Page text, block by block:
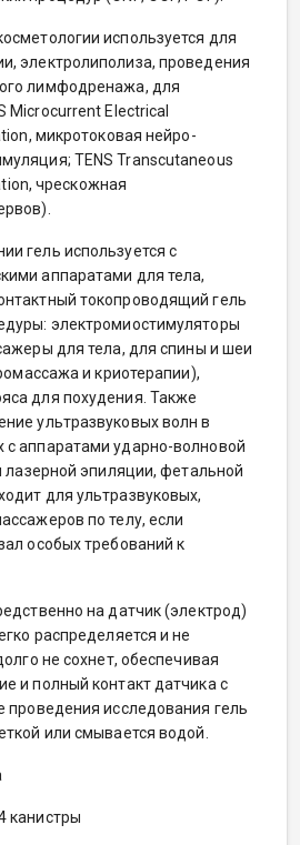
используется для
электролиполиза, проведения
лимфодренажа, для
Microcurrent Electrical
микротоковая нейро-
TENS Transcutaneous
чрескожная
гель используется с
аппаратами для тела,
токопроводящий гель
электромиостимуляторы
для тела, для спины и шеи
и криотерапии),
для похудения. Также
ультразвуковых волн в
аппаратами ударно-волновой
эпиляции, фетальной
для ультразвуковых,
по телу, если
особых требований к
на датчик (электрод)
распределяется и не
не сохнет, обеспечивая
и полный контакт датчика с
проведения исследования гель
или смывается водой.
канистры